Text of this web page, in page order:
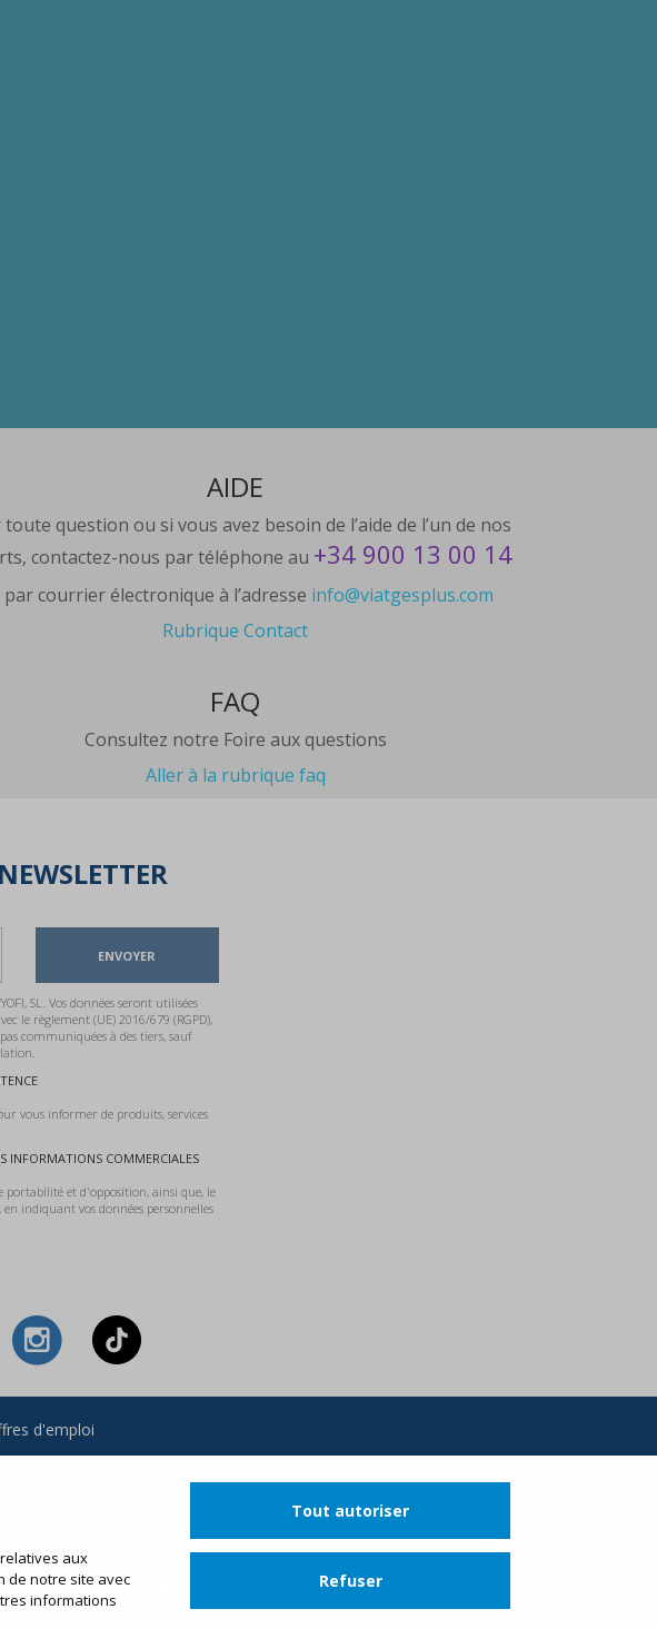
aux
de notre site avec
informations
Tout autoriser
Refuser
AIDE
question ou si vous avez besoin de l’aide de l’un de nos
contactez-nous par téléphone au +34 900 13 00 14
courrier électronique à l’adresse info@viatgesplus.com
Rubrique Contact
FAQ
Consultez notre Foire aux questions
Aller à la rubrique faq
ENVOYER
SL. Vos données seront utilisées
le règlement (UE) 2016/679 (RGPD),
communiquées à des tiers, sauf
vous informer de produits, services
INFORMATIONS COMMERCIALES
portabilité et d'opposition, ainsi que, le
indiquant vos données personnelles
d'emploi
d’achat · Politique de cookies